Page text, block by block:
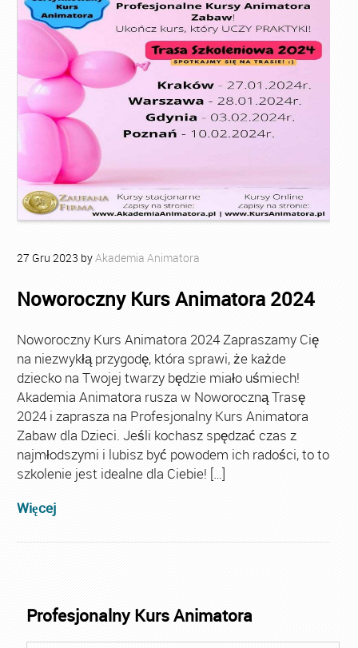
27 Gru 2023 byAkademia Animatora
Noworoczny Kurs Animatora 2024
Noworoczny Kurs Animatora 2024 Zapraszamy Cię
na niezwykłą przygodę, która sprawi, że każde
dziecko na Twojej twarzy będzie miało uśmiech!
Akademia Animatora rusza w Noworoczną Trasę
2024 i zaprasza na Profesjonalny Kurs Animatora
Zabaw dla Dzieci. Jeśli kochasz spędzać czas z
najmłodszymi i lubisz być powodem ich radości, to to
szkolenie jest idealne dla Ciebie! […]
Więcej
Profesjonalny Kurs Animatora